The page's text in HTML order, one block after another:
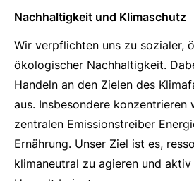
Nachhaltigkeit und Klimaschutz
Wir verpflichten uns zu sozialer,
ökologischer Nachhaltigkeit.
Handeln an den Zielen des
aus. Insbesondere konzentrieren
zentralen Emissionstreiber
Ernährung. Unser Ziel ist es,
klimaneutral zu agieren und